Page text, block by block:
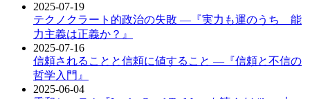
2025-07-19
テクノクラート的政治の失敗 ―『実力も運のうち 能
力主義は正義か？』
2025-07-16
信頼されることと信頼に値すること ―『信頼と不信の
哲学入門』
2025-06-04